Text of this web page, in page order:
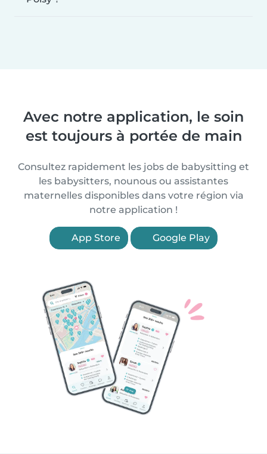
Avec notre application, le soin
est toujours à portée de main
Consultez rapidement les jobs de babysitting et
les babysitters, nounous ou assistantes
maternelles disponibles dans votre région via
notre application !
App Store Google Play